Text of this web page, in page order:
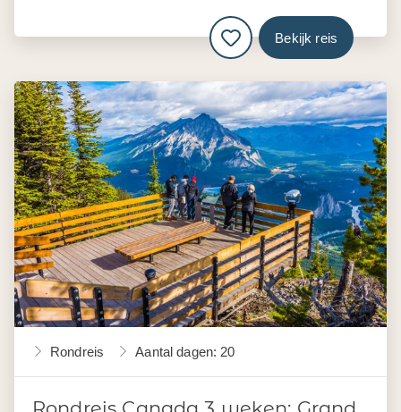
Bekijk reis
Rondreis Aantal dagen: 20